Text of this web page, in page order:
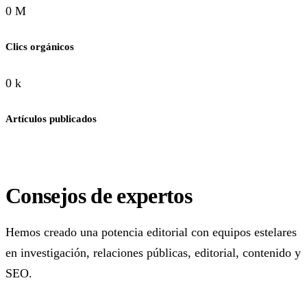
0 M
Clics orgánicos
0 k
Artículos publicados
Consejos de expertos
Hemos creado una potencia editorial con equipos estelares
en investigación, relaciones públicas, editorial, contenido y
SEO.